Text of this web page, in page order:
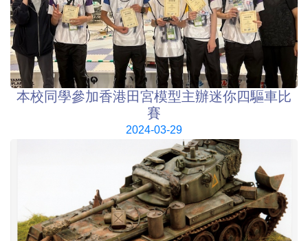
本校同學參加香港田宮模型主辦迷你四驅車比
賽
2024-03-29